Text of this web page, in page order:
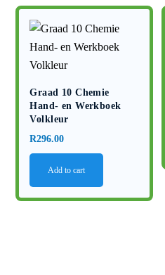
Graad 10 Chemie
Hand- en Werkboek
Volkleur
R296.00
Add to cart